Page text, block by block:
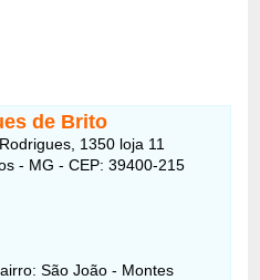
de Brito
1350 loja 11
- MG - CEP: 39400-215
São João - Montes